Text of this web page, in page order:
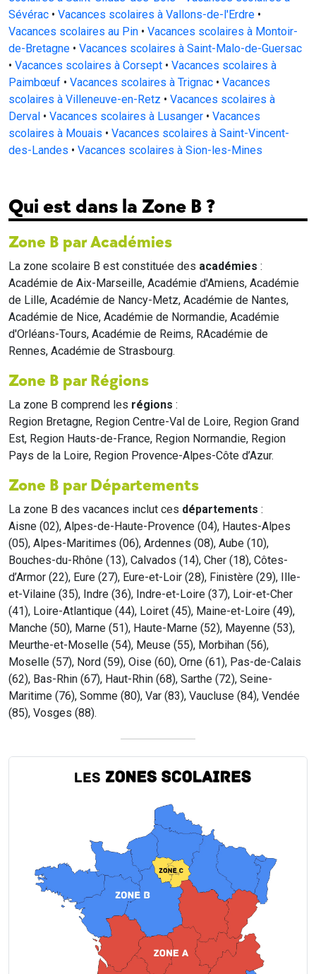
Sévérac • Vacances scolaires à Vallons-de-l'Erdre •
Vacances scolaires au Pin • Vacances scolaires à Montoir-
de-Bretagne • Vacances scolaires à Saint-Malo-de-Guersac
• Vacances scolaires à Corsept • Vacances scolaires à
Paimbœuf • Vacances scolaires à Trignac • Vacances
scolaires à Villeneuve-en-Retz • Vacances scolaires à
Derval • Vacances scolaires à Lusanger • Vacances
scolaires à Mouais • Vacances scolaires à Saint-Vincent-
des-Landes • Vacances scolaires à Sion-les-Mines
Qui est dans la Zone B ?
Zone B par Académies
La zone scolaire B est constituée des académies :
Académie de Aix-Marseille, Académie d'Amiens, Académie
de Lille, Académie de Nancy-Metz, Académie de Nantes,
Académie de Nice, Académie de Normandie, Académie
d'Orléans-Tours, Académie de Reims, RAcadémie de
Rennes, Académie de Strasbourg.
Zone B par Régions
La zone B comprend les régions :
Region Bretagne, Region Centre-Val de Loire, Region Grand
Est, Region Hauts-de-France, Region Normandie, Region
Pays de la Loire, Region Provence-Alpes-Côte d’Azur.
Zone B par Départements
La zone B des vacances inclut ces départements :
Aisne (02), Alpes-de-Haute-Provence (04), Hautes-Alpes
(05), Alpes-Maritimes (06), Ardennes (08), Aube (10),
Bouches-du-Rhône (13), Calvados (14), Cher (18), Côtes-
d’Armor (22), Eure (27), Eure-et-Loir (28), Finistère (29), Ille-
et-Vilaine (35), Indre (36), Indre-et-Loire (37), Loir-et-Cher
(41), Loire-Atlantique (44), Loiret (45), Maine-et-Loire (49),
Manche (50), Marne (51), Haute-Marne (52), Mayenne (53),
Meurthe-et-Moselle (54), Meuse (55), Morbihan (56),
Moselle (57), Nord (59), Oise (60), Orne (61), Pas-de-Calais
(62), Bas-Rhin (67), Haut-Rhin (68), Sarthe (72), Seine-
Maritime (76), Somme (80), Var (83), Vaucluse (84), Vendée
(85), Vosges (88).